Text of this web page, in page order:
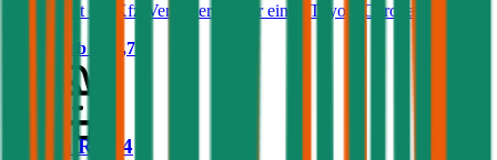
Was kostet die Kfz-Versicherung für einen Toyota Corolla?
Prämie ab
€ 32,78
Toyota RAV4